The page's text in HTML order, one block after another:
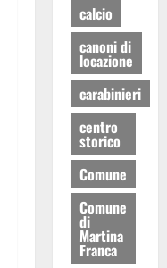
calcio
canoni di
locazione
carabinieri
centro
storico
Comune
Comune
di
Martina
Franca